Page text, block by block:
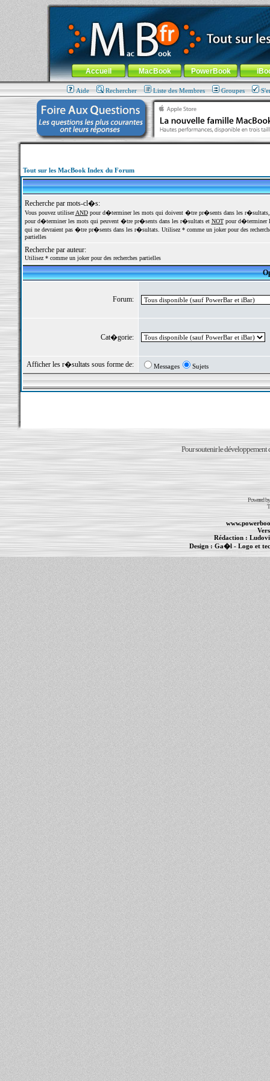
MacBook-fr.com : 100% Apple... 100% nomade !
Aller au contenu-Aller au menu général-Aller au menu de
Menu général
Accueil MacBook PowerBook
Aide Rechercher Liste des Membres Groupes
Tout sur les MacBook Index du Forum
Recherche par mots-cl�s:
Vous pouvez utiliserANDpour d�terminer les mots qui doivent �tre pr�sents dans les
pour d�terminer les mots qui peuvent �tre pr�sents dans les r�sultats et NOTpour d�terminer
qui ne devraient pas �tre pr�sents dans les r�sultats. Utilisez * comme un joker pour des
partielles
Recherche par auteur:
Utilisez * comme un joker pour des recherches partielles
Forum:
Cat�gorie:
Afficher les r�sultats sous forme de: Messages Sujets
Pour soutenir le développement
Powered
Rédaction :
Design : Ga�l- Logo et